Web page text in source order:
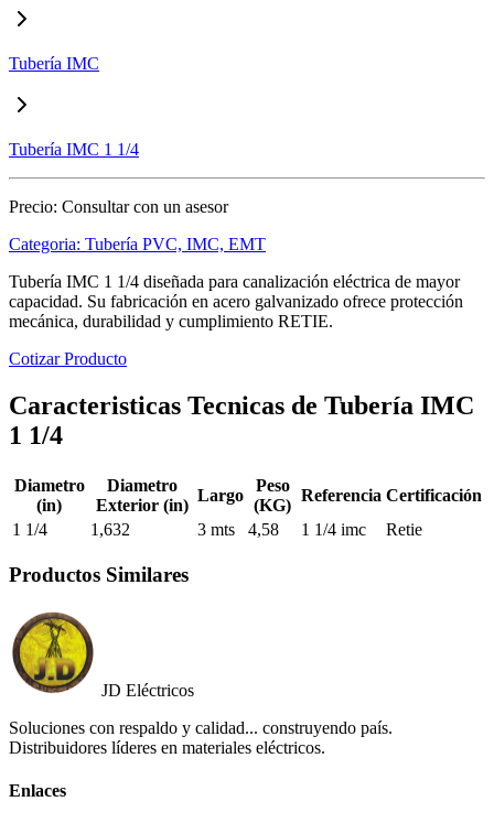
Tubería IMC
Tubería IMC 1 1/4
Precio: Consultar con un asesor
Categoria: Tubería PVC, IMC, EMT
Tubería IMC 1 1/4 diseñada para canalización eléctrica de mayor
capacidad. Su fabricación en acero galvanizado ofrece protección
mecánica, durabilidad y cumplimiento RETIE.
Cotizar Producto
Caracteristicas Tecnicas de Tubería IMC
1 1/4
Diametro
(in)
Diametro
Exterior (in)
Largo
Peso
(KG)
Referencia Certificación
1 1/4
1,632 3 mts 4,58 1 1/4 imc Retie
Productos Similares
JD Eléctricos
Soluciones con respaldo y calidad... construyendo país.
Distribuidores líderes en materiales eléctricos.
Enlaces